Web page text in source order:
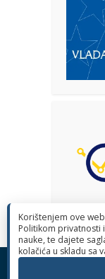
© 2026
Korištenjem ove
Politikom privatnosti
nauke, te dajete
kolačića u skladu sa